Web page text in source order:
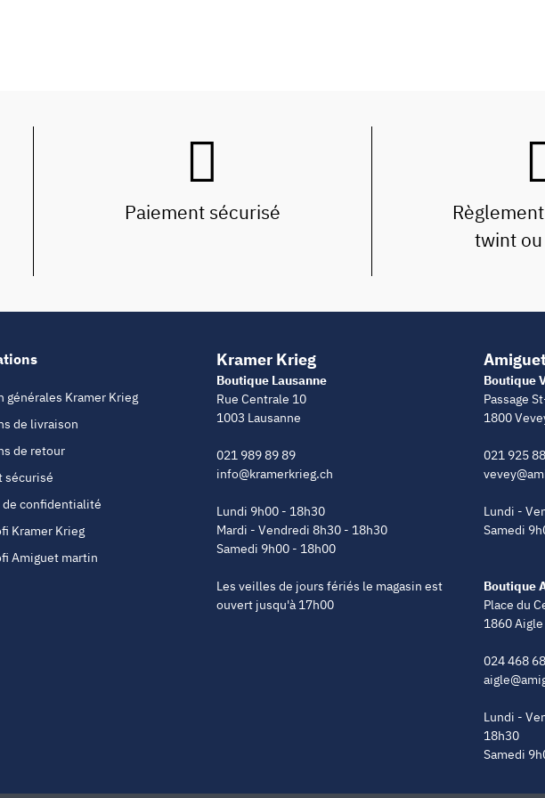
Paiement sécurisé
twint
générales Kramer Krieg
de livraison
de retour
sécurisé
confidentialité
Kramer Krieg
Amiguet martin
Kramer Krieg
Boutique Lausanne
Rue Centrale 10
1003 Lausanne
021 989 89 89
info@kramerkrieg.ch
Lundi 9h00 - 18h30
Mardi - Vendredi 8h30 - 18h30
Samedi 9h00 - 18h00
Les veilles de jours fériés le magasin est
ouvert jusqu'à 17h00
Boutique
Passage
1800
021 925
Lundi -
Samedi
Boutique
Place du
1860 Aigle
024 468
Lundi -
18h30
Samedi